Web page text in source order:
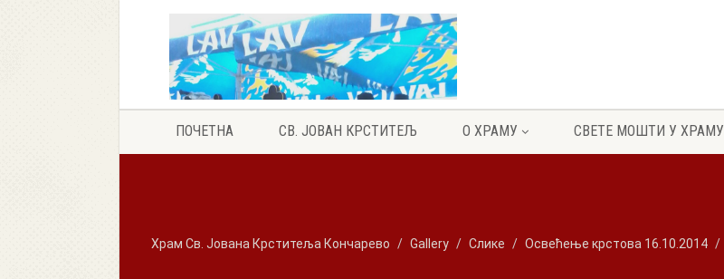
ПОЧЕТНА СВ. ЈОВАН КРСТИТЕЉ О ХРАМУ СВЕТЕ МОШТИ У ХРАМУ
Храм Св. Јована Крститеља Кончарево Gallery Слике Освећење крстова 16.10.2014